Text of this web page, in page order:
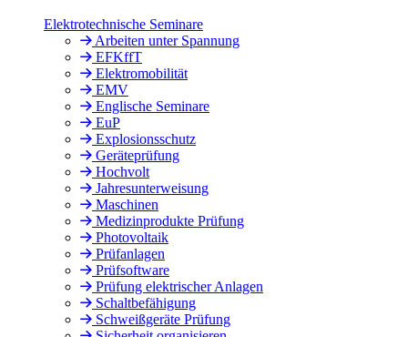
Elektrotechnische Seminare
Arbeiten unter Spannung
EFKffT
Elektromobilität
EMV
Englische Seminare
EuP
Explosionsschutz
Geräteprüfung
Hochvolt
Jahresunterweisung
Maschinen
Medizinprodukte Prüfung
Photovoltaik
Prüfanlagen
Prüfsoftware
Prüfung elektrischer Anlagen
Schaltbefähigung
Schweißgeräte Prüfung